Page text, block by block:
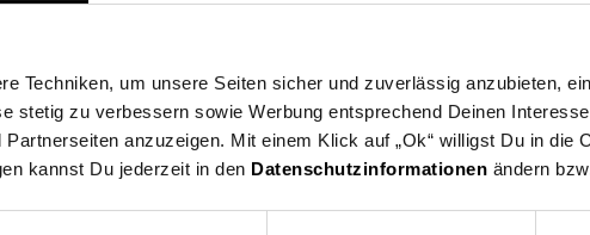
Techniken, um unsere Seiten sicher und zuverlässig anzubieten,
stetig zu verbessern sowie Werbung entsprechend Deinen
anzuzeigen. Mit einem Klick auf „Ok“ willigst Du in die
kannst Du jederzeit in den Datenschutzinformationen ändern